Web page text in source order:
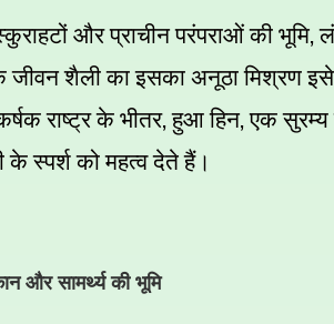
और प्राचीन परंपराओं की भूमि,
जीवन शैली का इसका अनूठा मिश्रण इसे
राष्ट्र के भीतर,हुआ हिन,एक सुरम्य
स्पर्श को महत्व देते हैं।
और सामर्थ्य की भूमि